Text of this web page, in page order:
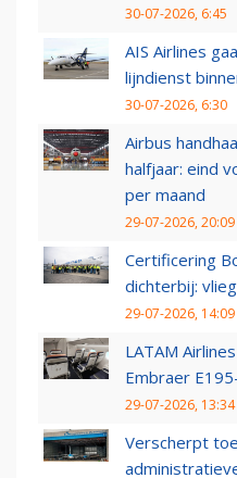
30-07-2026, 6:45
AIS Airlines
lijndienst
30-07-2026, 6:30
Airbus
halfjaar: eind
per maand
29-07-2026, 20:09
Certificering
dichterbij:
29-07-2026, 14:09
LATAM
Embraer
29-07-2026, 13:34
Verscherpt